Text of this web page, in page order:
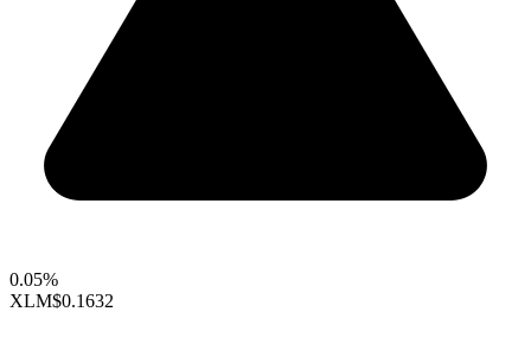
0.05%
XLM$0.1632